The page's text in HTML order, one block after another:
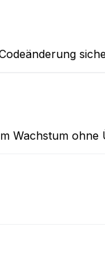
Wachstum ohne